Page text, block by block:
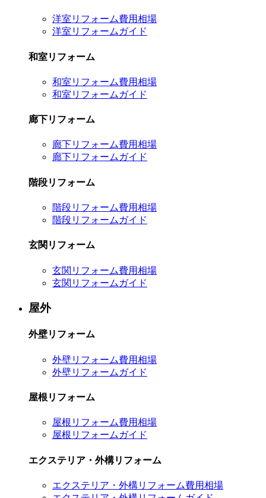
洋室リフォーム費用相場
洋室リフォームガイド
和室リフォーム
和室リフォーム費用相場
和室リフォームガイド
廊下リフォーム
廊下リフォーム費用相場
廊下リフォームガイド
階段リフォーム
階段リフォーム費用相場
階段リフォームガイド
玄関リフォーム
玄関リフォーム費用相場
玄関リフォームガイド
屋外
外壁リフォーム
外壁リフォーム費用相場
外壁リフォームガイド
屋根リフォーム
屋根リフォーム費用相場
屋根リフォームガイド
エクステリア・外構リフォーム
エクステリア・外構リフォーム費用相場